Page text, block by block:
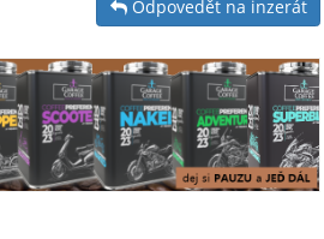
Odpovedět na inzerát